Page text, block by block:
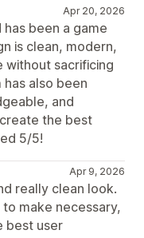
Apr 20, 2026
been a game
is clean, modern,
without sacrificing
also been
and
the best
5/5!
Apr 9, 2026
really clean look.
make necessary,
best user